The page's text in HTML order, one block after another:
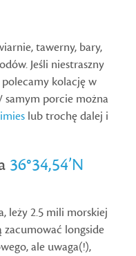
tawerny, bary,
Jeśli niestraszny
kolację w
samym porcie można
lub trochę dalej i
36°34,54’N
leży 2.5 mili morskiej
zacumować longside
ale uwaga(!),